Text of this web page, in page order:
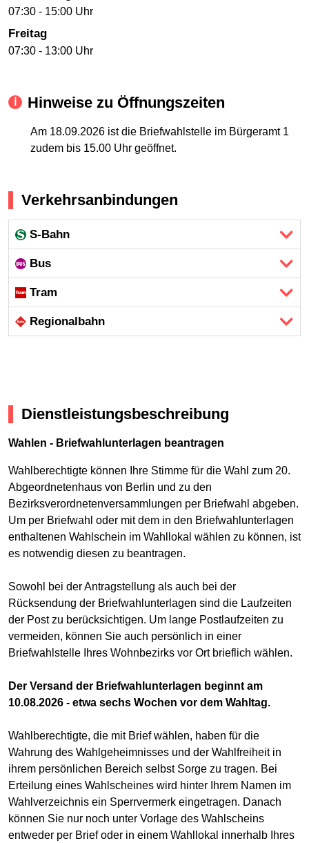
07:30 - 15:00 Uhr
Freitag
07:30 - 13:00 Uhr
Hinweise zu Öffnungszeiten
Am 18.09.2026 ist die Briefwahlstelle im Bürgeramt 1
zudem bis 15.00 Uhr geöffnet.
Verkehrsanbindungen
S-Bahn
Bus
Tram
Regional­bahn
Dienstleistungsbeschreibung
Wahlen - Briefwahlunterlagen beantragen
Wahlberechtigte können Ihre Stimme für die Wahl zum 20.
Abgeordnetenhaus von Berlin und zu den
Bezirksverordnetenversammlungen per Briefwahl abgeben.
Um per Briefwahl oder mit dem in den Briefwahlunterlagen
enthaltenen Wahlschein im Wahllokal wählen zu können, ist
es notwendig diesen zu beantragen.
Sowohl bei der Antragstellung als auch bei der
Rücksendung der Briefwahlunterlagen sind die Laufzeiten
der Post zu berücksichtigen. Um lange Postlaufzeiten zu
vermeiden, können Sie auch persönlich in einer
Briefwahlstelle Ihres Wohnbezirks vor Ort brieflich wählen.
Der Versand der Briefwahlunterlagen beginnt am
10.08.2026 - etwa sechs Wochen vor dem Wahltag.
Wahlberechtigte, die mit Brief wählen, haben für die
Wahrung des Wahlgeheimnisses und der Wahlfreiheit in
ihrem persönlichen Bereich selbst Sorge zu tragen. Bei
Erteilung eines Wahlscheines wird hinter Ihrem Namen im
Wahlverzeichnis ein Sperrvermerk eingetragen. Danach
können Sie nur noch unter Vorlage des Wahlscheins
entweder per Brief oder in einem Wahllokal innerhalb Ihres